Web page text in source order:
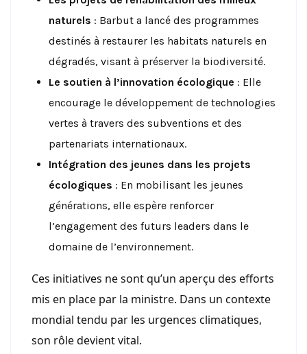
naturels : Barbut a lancé des programmes
destinés à restaurer les habitats naturels en
dégradés, visant à préserver la biodiversité.
Le soutien à l’innovation écologique : Elle
encourage le développement de technologies
vertes à travers des subventions et des
partenariats internationaux.
Intégration des jeunes dans les projets
écologiques : En mobilisant les jeunes
générations, elle espère renforcer
l’engagement des futurs leaders dans le
domaine de l’environnement.
Ces initiatives ne sont qu’un aperçu des efforts
mis en place par la ministre. Dans un contexte
mondial tendu par les urgences climatiques,
son rôle devient vital.